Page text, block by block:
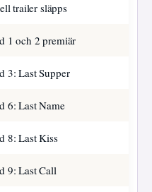
trailer släpps
1 och 2 premiär
3: Last Supper
6: Last Name
8: Last Kiss
9: Last Call